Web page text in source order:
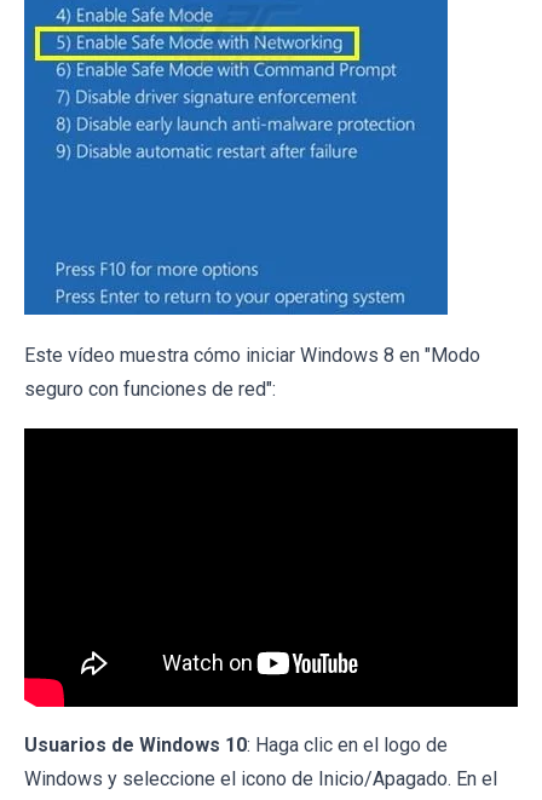
Este vídeo muestra cómo iniciar Windows 8 en "Modo
seguro con funciones de red":
Usuarios de Windows 10: Haga clic en el logo de
Windows y seleccione el icono de Inicio/Apagado. En el